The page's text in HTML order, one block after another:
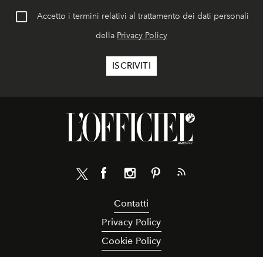
Accetto i termini relativi al trattamento dei dati personali
della Privacy Policy
Contatti
Privacy Policy
Cookie Policy